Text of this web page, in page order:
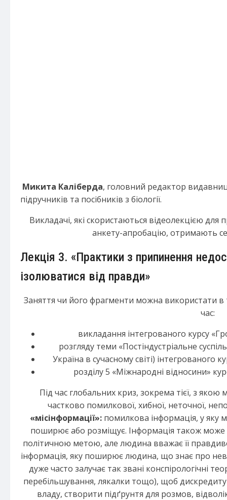
Микита Каліберда, головний редактор
підручників та посібників з біології.
Викладачі, які скористаються відеолекцією
анкету-апробацію, отримають
Лекція 3. «Практики з припинення
ізолюватися від правди»
Заняття чи його фрагменти можна використати в
час:
викладання інтегрованого курсу
розгляду теми «Постіндустріальне
Україна в сучасному світі) інтегрованого
розділу 5 «Міжнародні відносини»
Під час глобальних криз, зокрема тієї, з
частково помилкової, хибної, неточної,
«місінформації»: помилкова інформація, у яку
поширює або розміщує. Інформація також може
політичною метою, але людина вважає її
інформація, яку поширює людина, що знає про
дуже часто залучає так звані конспірологічні
перебільшування, лякалки тощо), щоб
владу, створити підґрунтя для розмов,